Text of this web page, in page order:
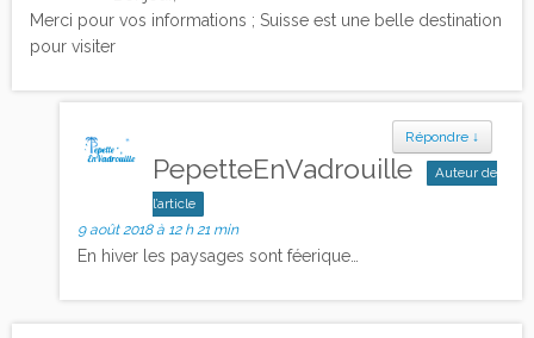
Merci pour vos informations ; Suisse est une belle destination
pour visiter
Répondre ↓
PepetteEnVadrouille
Auteur de
l’article
9 août 2018 à 12 h 21 min
En hiver les paysages sont féerique…